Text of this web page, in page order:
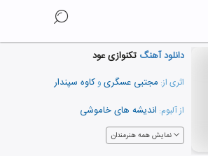
دانلود آهنگ تکنوازی عود
اثری از: مجتبی عسگری و کاوه سپندار
از آلبوم: اندیشه های خاموشی
نمایش همه هنرمندان